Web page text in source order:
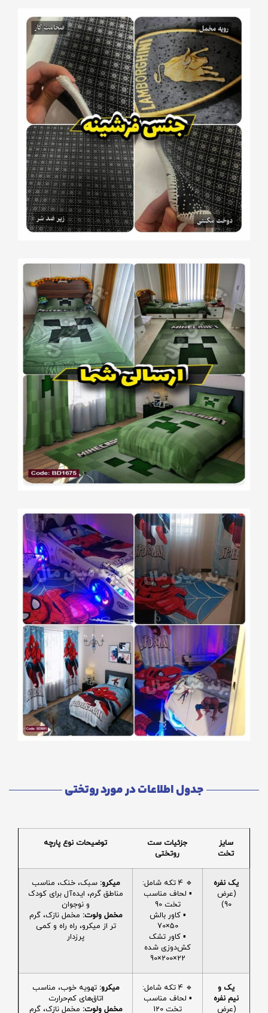
جدول اطلاعات در مورد روتختی
سایز
تخت
جزئیات ست
روتختی
توضیحات نوع پارچه
یک نفره
(عرض
90)
🔹 4 تکه شامل:
▪️ لحاف مناسب
تخت 90
▪️ کاور بالش
50×70
▪️ کاور تشک
کش‌دوزی شده
22×200×90
میکرو: سبک، خنک، مناسب
مناطق گرم، ایده‌آل برای کودک
و نوجوان
مخمل ولوت: مخمل نازک، گرم
تر از میکرو، راه راه و کمی
پرزدار
یک و
نیم نفره
(عرض
🔹 4 تکه شامل:
▪️ لحاف مناسب
تخت 120
میکرو: تهویه خوب، مناسب
اتاق‌های کم‌حرارت
مخمل ولوت: مخمل نازک، گرم